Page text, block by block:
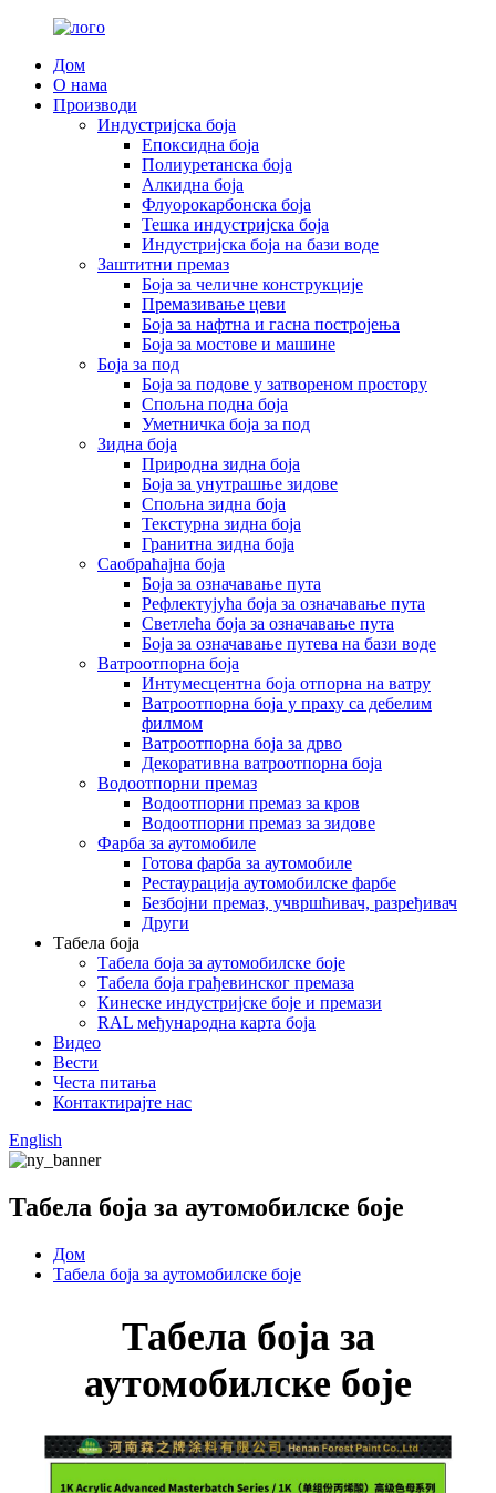
Дом
О нама
Производи
Индустријска боја
Епоксидна боја
Полиуретанска боја
Алкидна боја
Флуорокарбонска боја
Тешка индустријска боја
Индустријска боја на бази воде
Заштитни премаз
Боја за челичне конструкције
Премазивање цеви
Боја за нафтна и гасна постројења
Боја за мостове и машине
Боја за под
Боја за подове у затвореном простору
Спољна подна боја
Уметничка боја за под
Зидна боја
Природна зидна боја
Боја за унутрашње зидове
Спољна зидна боја
Текстурна зидна боја
Гранитна зидна боја
Саобраћајна боја
Боја за означавање пута
Рефлектујућа боја за означавање пута
Светлећа боја за означавање пута
Боја за означавање путева на бази воде
Ватроотпорна боја
Интумесцентна боја отпорна на ватру
Ватроотпорна боја у праху са дебелим
филмом
Ватроотпорна боја за дрво
Декоративна ватроотпорна боја
Водоотпорни премаз
Водоотпорни премаз за кров
Водоотпорни премаз за зидове
Фарба за аутомобиле
Готова фарба за аутомобиле
Рестаурација аутомобилске фарбе
Безбојни премаз, учвршћивач, разређивач
Други
Табела боја
Табела боја за аутомобилске боје
Табела боја грађевинског премаза
Кинеске индустријске боје и премази
RAL међународна карта боја
Видео
Вести
Честа питања
Контактирајте нас
English
Табела боја за аутомобилске боје
Дом
Табела боја за аутомобилске боје
Табела боја за
аутомобилске боје